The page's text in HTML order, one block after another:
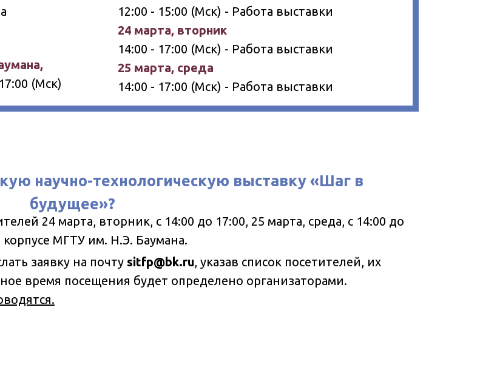
(Мск)
12:00 - 15:00 (Мск) - Работа выставки
24 марта, вторник
14:00 - 17:00 (Мск) - Работа выставки
25 марта, среда
14:00 - 17:00 (Мск) - Работа выставки
научно-технологическую выставку «Шаг в
будущее»?
24 марта, вторник, с 14:00 до 17:00, 25 марта, среда, с 14:00 до
МГТУ им. Н.Э. Баумана.
заявку на почту sitfp@bk.ru, указав список посетителей, их
время посещения будет определено организаторами.